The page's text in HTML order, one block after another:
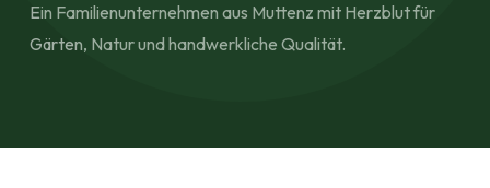
Ein Familienunternehmen aus Muttenz mit Herzblut für
Gärten, Natur und handwerkliche Qualität.